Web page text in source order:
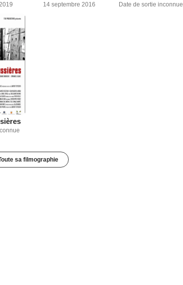
14 septembre 2016 Date de sortie inconnue
sa filmographie